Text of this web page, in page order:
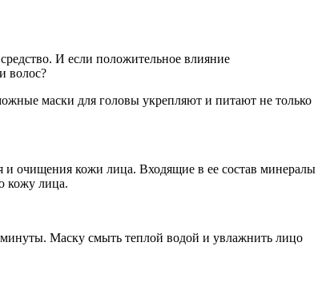
И если положительное влияние
волос?
маски для головы укрепляют и питают не только
и очищения кожи лица. Входящие в ее состав минералы
кожу лица.
Маску смыть теплой водой и увлажнить лицо